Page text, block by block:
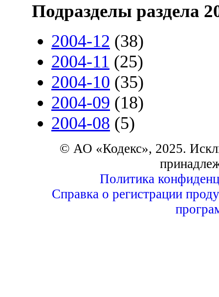
Подразделы раздела
2004-12 (38)
2004-11 (25)
2004-10 (35)
2004-09 (18)
2004-08 (5)
© АО «Кодекс», 2025.
Политика
Справка о регистрации